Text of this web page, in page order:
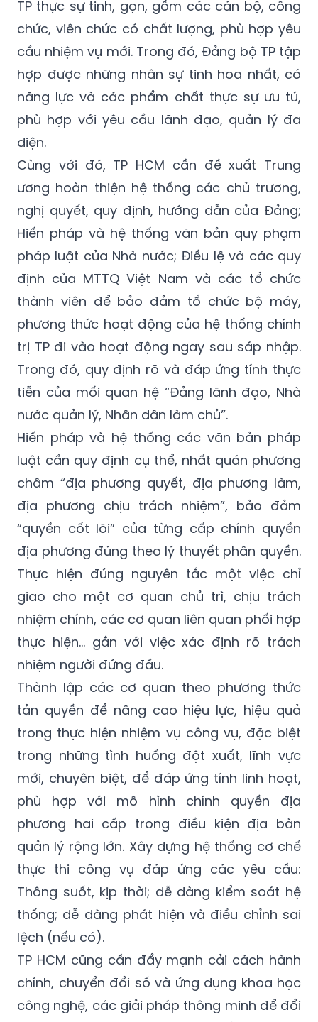
vi lãnh đạo, quản lý rộng lớn hơn. Tập trung
xây dựng bộ máy mới của hệ thống chính trị
TP thực sự tinh, gọn, gồm các cán bộ, công
chức, viên chức có chất lượng, phù hợp yêu
cầu nhiệm vụ mới. Trong đó, Đảng bộ TP tập
hợp được những nhân sự tinh hoa nhất, có
năng lực và các phẩm chất thực sự ưu tú,
phù hợp với yêu cầu lãnh đạo, quản lý đa
diện.
Cùng với đó, TP HCM cần đề xuất Trung
ương hoàn thiện hệ thống các chủ trương,
nghị quyết, quy định, hướng dẫn của Đảng;
Hiến pháp và hệ thống văn bản quy phạm
pháp luật của Nhà nước; Điều lệ và các quy
định của MTTQ Việt Nam và các tổ chức
thành viên để bảo đảm tổ chức bộ máy,
phương thức hoạt động của hệ thống chính
trị TP đi vào hoạt động ngay sau sáp nhập.
Trong đó, quy định rõ và đáp ứng tính thực
tiễn của mối quan hệ “Đảng lãnh đạo, Nhà
nước quản lý, Nhân dân làm chủ”.
Hiến pháp và hệ thống các văn bản pháp
luật cần quy định cụ thể, nhất quán phương
châm “địa phương quyết, địa phương làm,
địa phương chịu trách nhiệm”, bảo đảm
“quyền cốt lõi” của từng cấp chính quyền
địa phương đúng theo lý thuyết phân quyền.
Thực hiện đúng nguyên tắc một việc chỉ
giao cho một cơ quan chủ trì, chịu trách
nhiệm chính, các cơ quan liên quan phối hợp
thực hiện… gắn với việc xác định rõ trách
nhiệm người đứng đầu.
Thành lập các cơ quan theo phương thức
tản quyền để nâng cao hiệu lực, hiệu quả
trong thực hiện nhiệm vụ công vụ, đặc biệt
trong những tình huống đột xuất, lĩnh vực
mới, chuyên biệt, để đáp ứng tính linh hoạt,
phù hợp với mô hình chính quyền địa
phương hai cấp trong điều kiện địa bàn
quản lý rộng lớn. Xây dựng hệ thống cơ chế
thực thi công vụ đáp ứng các yêu cầu:
Thông suốt, kịp thời; dễ dàng kiểm soát hệ
thống; dễ dàng phát hiện và điều chỉnh sai
lệch (nếu có).
TP HCM cũng cần đẩy mạnh cải cách hành